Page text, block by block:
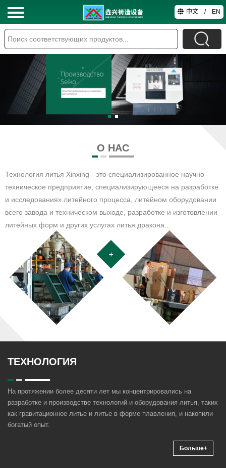
ГС
ПРОДУКТЫ
О НАС
ТЕХНОЛОГИЯ
КОНТАКТЫ
中文 / EN
О НАС
Технология литья Xinxing - это специализированное научно -
техническое предприятие, специализирующееся на разработке
и исследованиях литейного процесса, литейном оборудовании
всего завода и техническом выходе, разработке и изготовлении
литейных форм и других услугах литья дракона...
+
ТЕХНОЛОГИЯ
На протяжении более десяти лет мы концентрировались на
разработке и производстве технологий и оборудования литья, таких
как гравитационное литье и литье в форме плавления, и накопили
богатый опыт.
Больше+